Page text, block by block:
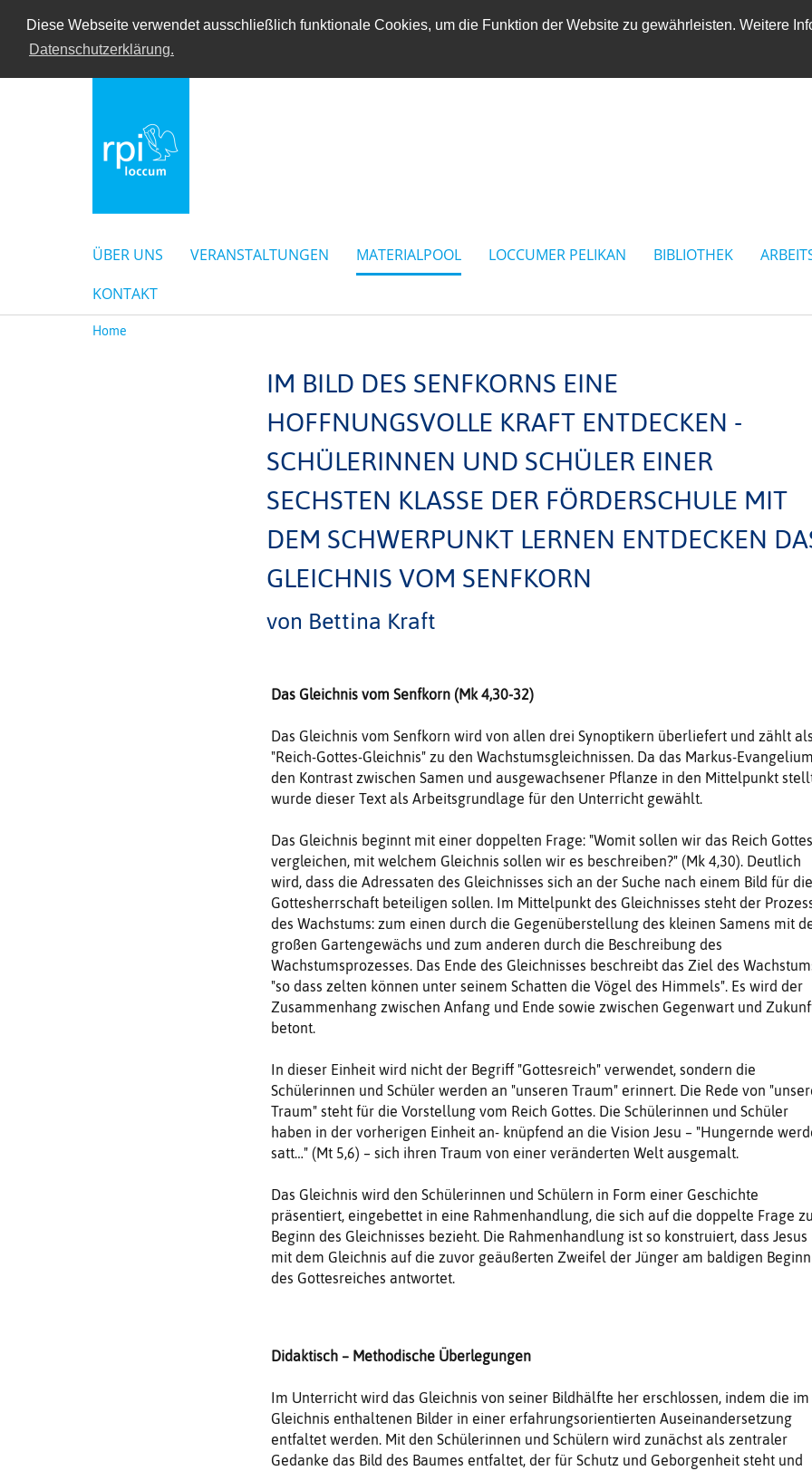
Diese Webseite verwendet ausschließlich funktionale Cookies, um die Funktion der Website zu gewährleisten. Weitere
Datenschutzerklärung.
ÜBER UNS VERANSTALTUNGEN MATERIALPOOL LOCCUMER PELIKAN BIBLIOTHEK
KONTAKT
Home
IM BILD DES SENFKORNS EINE
HOFFNUNGSVOLLE KRAFT ENTDECKEN -
SCHÜLERINNEN UND SCHÜLER EINER
SECHSTEN KLASSE DER FÖRDERSCHULE MIT
DEM SCHWERPUNKT LERNEN ENTDECKEN
GLEICHNIS VOM SENFKORN
von Bettina Kraft
Das Gleichnis vom Senfkorn (Mk 4,30-32)
Das Gleichnis vom Senfkorn wird von allen drei Synoptikern überliefert und zählt
"Reich-Gottes-Gleichnis" zu den Wachstumsgleichnissen. Da das Markus-
den Kontrast zwischen Samen und ausgewachsener Pflanze in den Mittelpunkt
wurde dieser Text als Arbeitsgrundlage für den Unterricht gewählt.
Das Gleichnis beginnt mit einer doppelten Frage: "Womit sollen wir das Reich Gottes
vergleichen, mit welchem Gleichnis sollen wir es beschreiben?" (Mk 4,30). Deutlich
wird, dass die Adressaten des Gleichnisses sich an der Suche nach einem Bild für die
Gottesherrschaft beteiligen sollen. Im Mittelpunkt des Gleichnisses steht der
des Wachstums: zum einen durch die Gegenüberstellung des kleinen Samens mit
großen Gartengewächs und zum anderen durch die Beschreibung des
Wachstumsprozesses. Das Ende des Gleichnisses beschreibt das Ziel des
"so dass zelten können unter seinem Schatten die Vögel des Himmels". Es wird der
Zusammenhang zwischen Anfang und Ende sowie zwischen Gegenwart und
betont.
In dieser Einheit wird nicht der Begriff "Gottesreich" verwendet, sondern die
Schülerinnen und Schüler werden an "unseren Traum" erinnert. Die Rede von
Traum" steht für die Vorstellung vom Reich Gottes. Die Schülerinnen und Schüler
haben in der vorherigen Einheit an- knüpfend an die Vision Jesu – "Hungernde
satt…" (Mt 5,6) – sich ihren Traum von einer veränderten Welt ausgemalt.
Das Gleichnis wird den Schülerinnen und Schülern in Form einer Geschichte
präsentiert, eingebettet in eine Rahmenhandlung, die sich auf die doppelte Frage
Beginn des Gleichnisses bezieht. Die Rahmenhandlung ist so konstruiert, dass Jesus
mit dem Gleichnis auf die zuvor geäußerten Zweifel der Jünger am baldigen Beginn
des Gottesreiches antwortet.
Didaktisch – Methodische Überlegungen
Im Unterricht wird das Gleichnis von seiner Bildhälfte her erschlossen, indem die im
Gleichnis enthaltenen Bilder in einer erfahrungsorientierten Auseinandersetzung
entfaltet werden. Mit den Schülerinnen und Schülern wird zunächst als zentraler
Gedanke das Bild des Baumes entfaltet, der für Schutz und Geborgenheit steht und